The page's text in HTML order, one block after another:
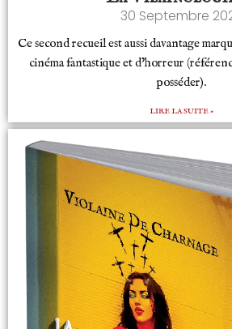
30 Septembre
Ce second recueil est aussi davantage
cinéma fantastique et d’horreur
posséder).
LIRE LA SUITE »